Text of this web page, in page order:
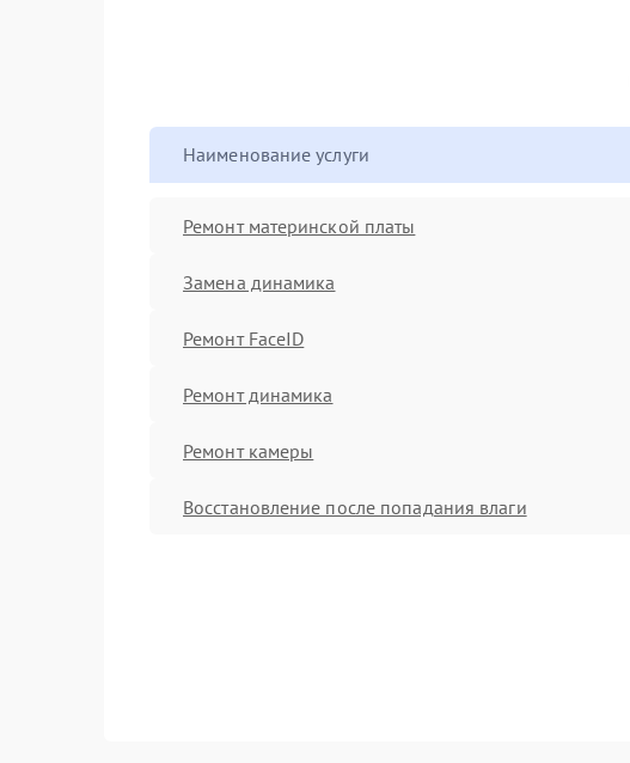
Наименование услуги
Ремонт материнской платы
Замена динамика
Ремонт FaceID
Ремонт динамика
Ремонт камеры
Восстановление после попадания влаги